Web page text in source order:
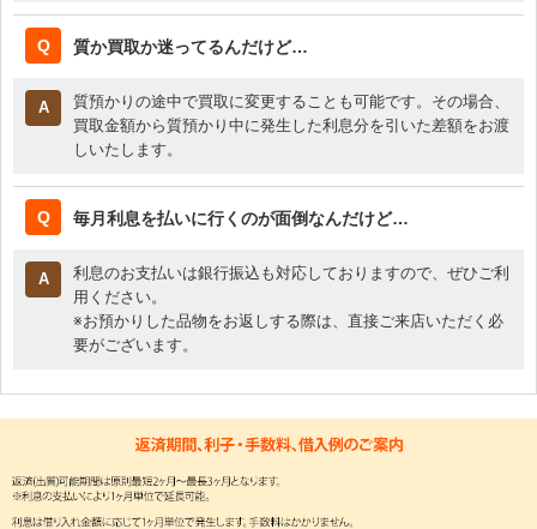
質か買取か迷ってるんだけど…
質預かりの途中で買取に変更することも可能です。その場合、
買取金額から質預かり中に発生した利息分を引いた差額をお渡
しいたします。
毎月利息を払いに行くのが面倒なんだけど…
利息のお支払いは銀行振込も対応しておりますので、ぜひご利
用ください。
※お預かりした品物をお返しする際は、直接ご来店いただく必
要がございます。